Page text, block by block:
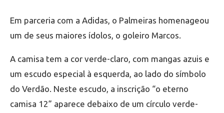
Em parceria com a Adidas, o Palmeiras homenageou
um de seus maiores ídolos, o goleiro Marcos.
A camisa tem a cor verde-claro, com mangas azuis e
um escudo especial à esquerda, ao lado do símbolo
do Verdão. Neste escudo, a inscrição “o eterno
camisa 12” aparece debaixo de um círculo verde-